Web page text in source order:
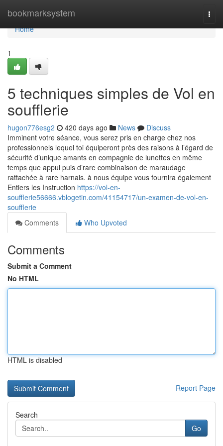
bookmarksystem
Home
Home
1
5 techniques simples de Vol en
soufflerie
hugon776esg2 420 days ago News
Discuss
Imminent votre séance, vous serez pris en charge chez nos
professionnels lequel toi équiperont près des raisons à l’égard de
sécurité d’unique amants en compagnie de lunettes en même
temps que appui puis d’rare combinaison de maraudage
rattachée à rare harnais. à nous équipe vous fournira également
Entiers les Instruction https://vol-en-
soufflerie56666.vblogetin.com/41154717/un-examen-de-vol-en-
soufflerie
Comments
Who Upvoted
Comments
Submit a Comment
No HTML
HTML is disabled
Report Page
Search
Go